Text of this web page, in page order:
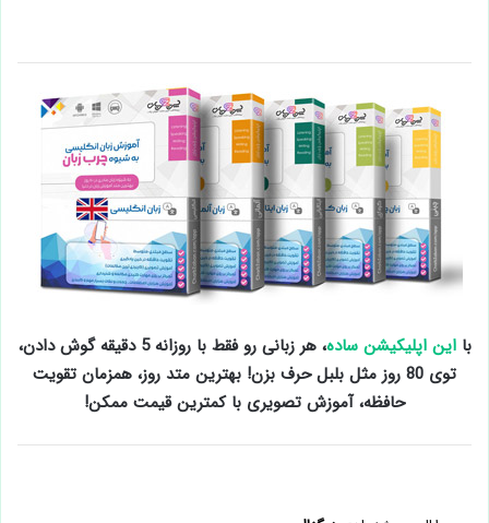
بااین اپلیکیشن ساده
، هر زبانی رو فقط با روزانه 5 دقیقه گوش دادن،
توی 80 روز مثل بلبل حرف بزن! بهترین متد روز، همزمان تقویت
حافظه، آموزش تصویری با کمترین قیمت ممکن!